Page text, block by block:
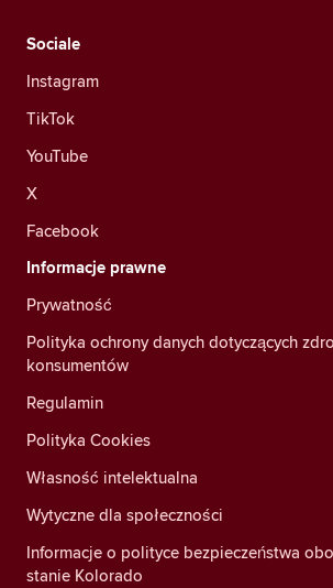
Sociale
Instagram
TikTok
YouTube
X
Facebook
Informacje prawne
Prywatność
Polityka ochrony danych dotyczących
konsumentów
Regulamin
Polityka Cookies
Własność intelektualna
Wytyczne dla społeczności
Informacje o polityce bezpieczeństwa
stanie Kolorado